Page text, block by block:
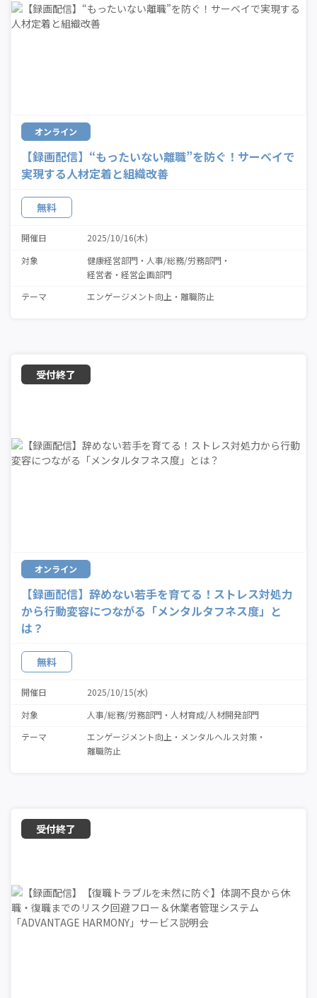
オンライン
【録画配信】“もったいない離職”を防ぐ！サーベイで
実現する人材定着と組織改善
無料
開催日
2025/10/16(木)
対象
健康経営部門
人事/総務/労務部門
経営者・経営企画部門
テーマ
エンゲージメント向上 離職防止
オンライン
【録画配信】辞めない若手を育てる！ストレス対処力
から行動変容につながる「メンタルタフネス度」と
は？
無料
開催日
2025/10/15(水)
対象
人事/総務/労務部門
人材育成/人材開発部門
テーマ
エンゲージメント向上
メンタルヘルス対策
離職防止